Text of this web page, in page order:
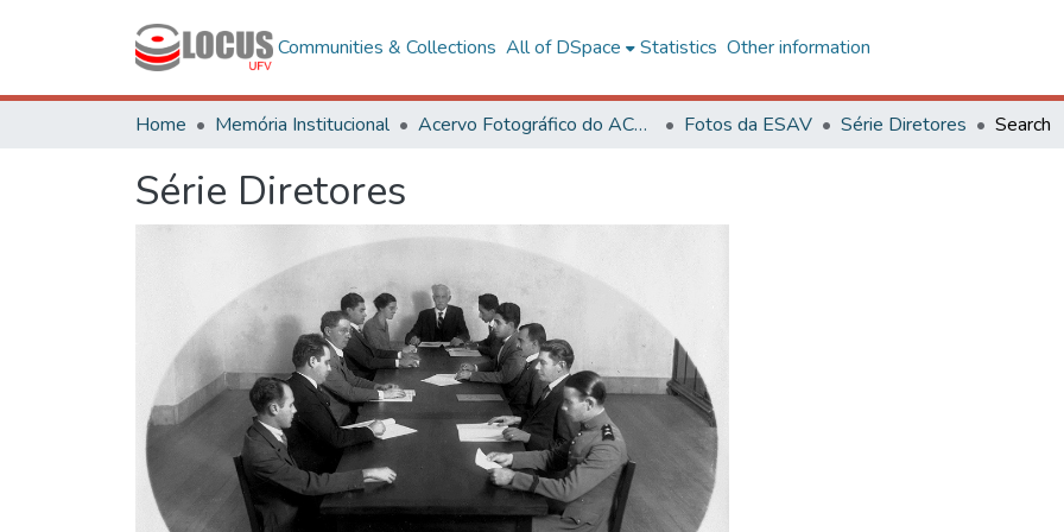
Communities & Collections All of DSpace Statistics Other information
Home Memória Institucional Acervo Fotográfico do ACH-UFV Fotos da ESAV Série Diretores Search
Série Diretores